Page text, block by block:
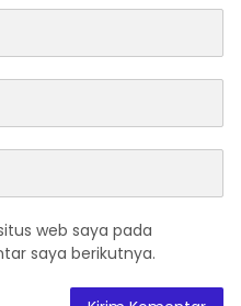
web saya pada
saya berikutnya.